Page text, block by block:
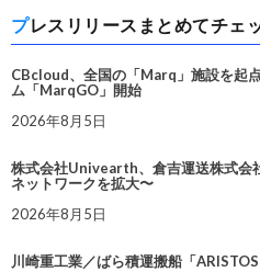
プレスリリースまとめてチェ
CBcloud、全国の「Marq」施設を起
ム「MarqGO」開始
2026年8月5日
株式会社Univearth、倉吉運送株式会
ネットワークを拡大〜
2026年8月5日
川崎重工業／ばら積運搬船「